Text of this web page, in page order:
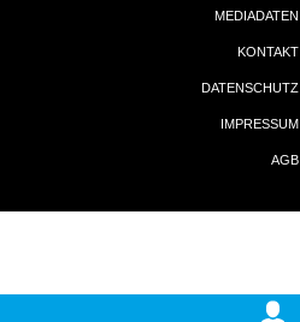
MEDIADATEN
KONTAKT
DATENSCHUTZ
IMPRESSUM
AGB